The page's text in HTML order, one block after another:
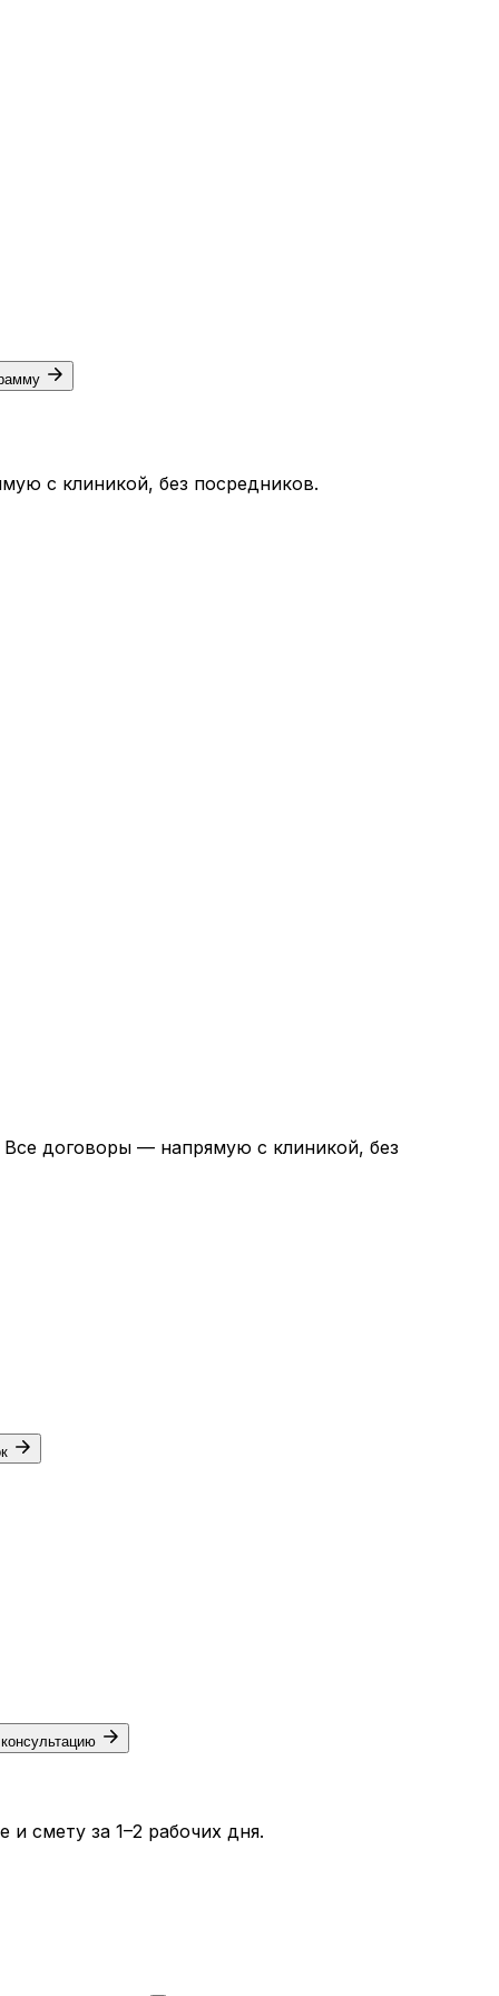
с клиникой, без посредников.
договоры — напрямую с клиникой, без
смету за 1–2 рабочих дня.